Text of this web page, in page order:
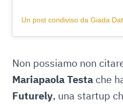
Un post condiviso da Giada
Non possiamo non
Mariapaola Testa che
Futurely, una startup